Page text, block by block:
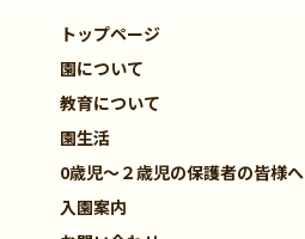
トップページ
園について
教育について
園生活
0歳児～２歳児の保護者の皆様へ
入園案内